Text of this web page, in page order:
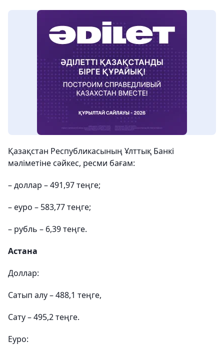
Қазақстан Республикасының Ұлттық Банкі
мәліметіне сәйкес, ресми бағам:
– доллар – 491,97 теңге;
– еуро – 583,77 теңге;
– рубль – 6,39 теңге.
Астана
Доллар:
Сатып алу – 488,1 теңге,
Сату – 495,2 теңге.
Еуро: